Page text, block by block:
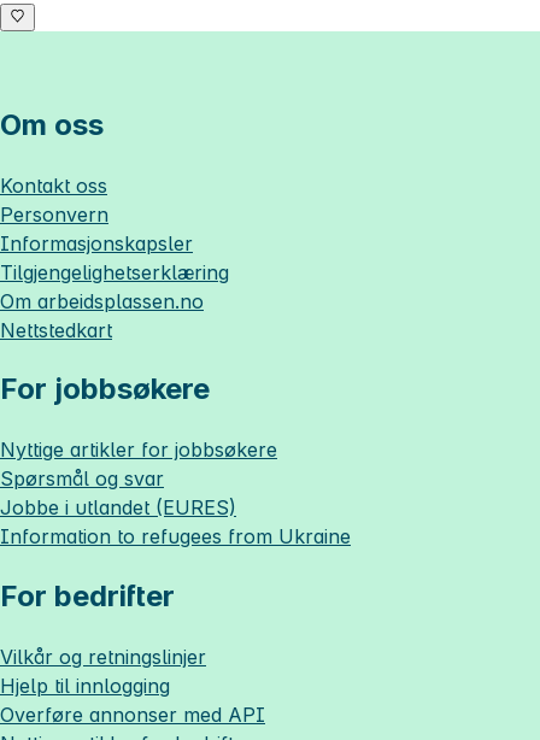
Om oss
Kontakt oss
Personvern
Informasjonskapsler
Tilgjengelighetserklæring
Om arbeidsplassen.no
Nettstedkart
For jobbsøkere
Nyttige artikler for jobbsøkere
Spørsmål og svar
Jobbe i utlandet (EURES)
Information to refugees from Ukraine
For bedrifter
Vilkår og retningslinjer
Hjelp til innlogging
Overføre annonser med API